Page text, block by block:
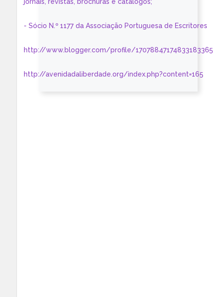
- Sócio N.º 1177 da Associação Portuguesa de Escritores
http://www.blogger.com/profile/17078847174833183365
http://avenidadaliberdade.org/index.php?content=165